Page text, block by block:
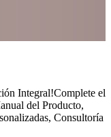
Integral!Complete el
del Producto,
Consultoría